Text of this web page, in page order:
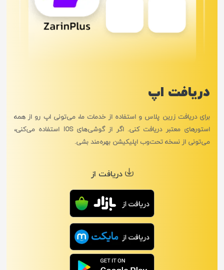
دریافت اپ
برای دریافت زرین پلاس و استفاده از خدمات ما، می‌تونی اپ رو از همه
استورهای معتبر دریافت کنی. اگر از گوشی‌های IOS استفاده می‌کنی،
می‌تونی از نسخه تحت‌وب اپلیکیشن بهره‌مند بشی.
دریافت از